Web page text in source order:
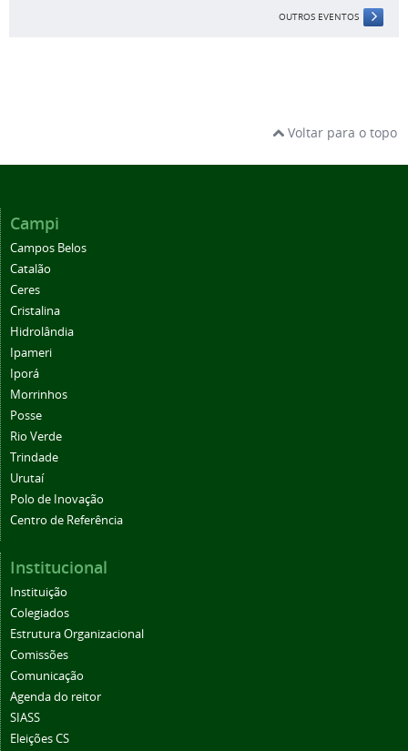
OUTROS EVENTOS
Voltar para o topo
Campi
Campos Belos
Catalão
Ceres
Cristalina
Hidrolândia
Ipameri
Iporá
Morrinhos
Posse
Rio Verde
Trindade
Urutaí
Polo de Inovação
Centro de Referência
Institucional
Instituição
Colegiados
Estrutura Organizacional
Comissões
Comunicação
Agenda do reitor
SIASS
Eleições CS